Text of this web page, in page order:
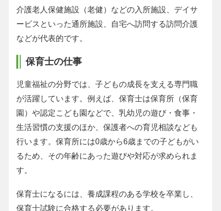
介護老人保健施設（老健）などの入所施設、デイサ
ービスといった通所施設、自宅へ訪問する訪問介護
などが代表的です。
保育士の仕事
児童福祉の分野では、子どもの成長を支える専門職
が活躍しています。例えば、保育士は保育所（保育
園）や認定こども園などで、乳幼児の遊び・食事・
生活習慣の支援のほか、保護者への育児相談なども
行います。保育所には0歳から6歳までの子どもがい
るため、その年齢にあった遊びや対応が求められま
す。
保育士になるには、養成課程のある学校を卒業し、
保育士試験に合格する必要があります。